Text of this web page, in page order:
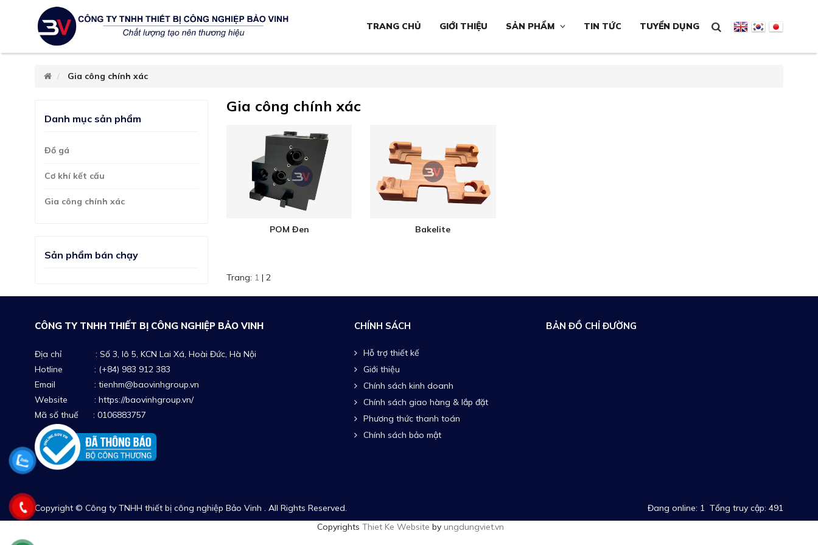
TRANG CHỦ GIỚI THIỆU SẢN PHẨM TIN TỨC TUYỂN DỤNG
Gia công chính xác
Danh mục sản phẩm
Đồ gá
Cơ khí kết cấu
Gia công chính xác
Sản phẩm bán chạy
Gia công chính xác
POM Đen Bakelite
Trang: 1 | 2
CÔNG TY TNHH THIẾT BỊ CÔNG NGHIỆP BẢO VINH
Địa chỉ : Số 3, lô 5, KCN Lai Xá, Hoài Đức, Hà Nội
Hotline : (+84) 983 912 383
Email : tienhm@baovinhgroup.vn
Website : https://baovinhgroup.vn/
Mã số thuế : 0106883757
CHÍNH SÁCH
Hỗ trợ thiết kế
Giới thiệu
Chính sách kinh doanh
Chính sách giao hàng & lắp đặt
Phương thức thanh toán
Chính sách bảo mật
BẢN ĐỒ CHỈ ĐƯỜNG
Copyright © Công ty TNHH thiết bị công nghiệp Bảo Vinh . All Rights Reserved. Đang online: 1 Tổng truy cập: 491
Copyrights Thiet Ke Website by ungdungviet.vn